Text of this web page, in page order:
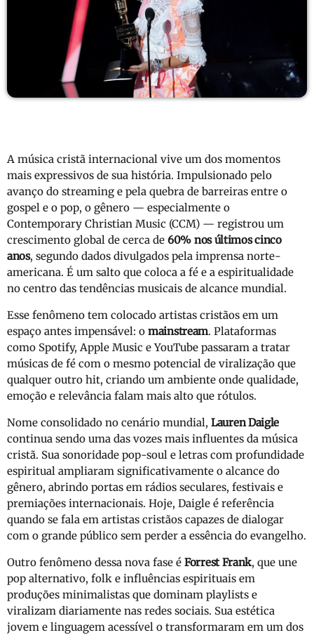
A música cristã internacional vive um dos momentos
mais expressivos de sua história. Impulsionado pelo
avanço do streaming e pela quebra de barreiras entre o
gospel e o pop, o gênero — especialmente o
Contemporary Christian Music (CCM) — registrou um
crescimento global de cerca de 60% nos últimos cinco
anos, segundo dados divulgados pela imprensa norte-
americana. É um salto que coloca a fé e a espiritualidade
no centro das tendências musicais de alcance mundial.
Esse fenômeno tem colocado artistas cristãos em um
espaço antes impensável: o mainstream. Plataformas
como Spotify, Apple Music e YouTube passaram a tratar
músicas de fé com o mesmo potencial de viralização que
qualquer outro hit, criando um ambiente onde qualidade,
emoção e relevância falam mais alto que rótulos.
Nome consolidado no cenário mundial, Lauren Daigle
continua sendo uma das vozes mais influentes da música
cristã. Sua sonoridade pop-soul e letras com profundidade
espiritual ampliaram significativamente o alcance do
gênero, abrindo portas em rádios seculares, festivais e
premiações internacionais. Hoje, Daigle é referência
quando se fala em artistas cristãos capazes de dialogar
com o grande público sem perder a essência do evangelho.
Outro fenômeno dessa nova fase é Forrest Frank, que une
pop alternativo, folk e influências espirituais em
produções minimalistas que dominam playlists e
viralizam diariamente nas redes sociais. Sua estética
jovem e linguagem acessível o transformaram em um dos